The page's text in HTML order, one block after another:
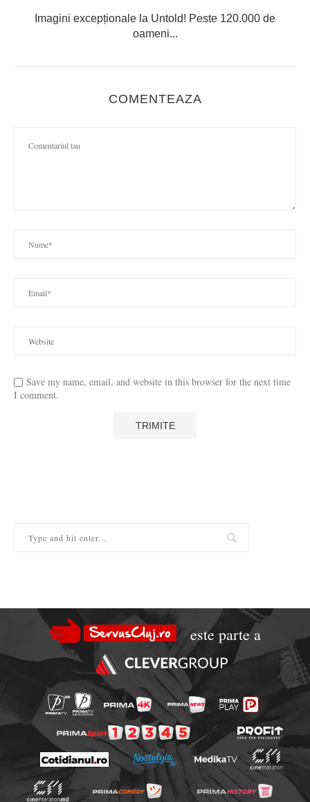
Imagini excepționale la Untold! Peste 120.000 de
oameni...
COMENTEAZA
Save my name, email, and website in this browser for the next time
I comment.
este parte a